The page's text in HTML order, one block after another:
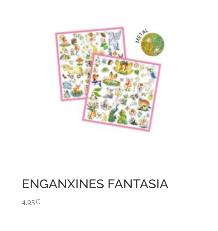
ENGANXINES FANTASIA
4,95€